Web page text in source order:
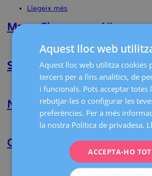
Llegeix més
Fargas
Marta Claramonte Nieto
Llegeix méssobre
Marta
Claramonte
Nieto
Sonia Baulies Caballero
Llegeix més
sobre
Sonia
Baulies
Caballero
Nuria Barbany Freixa
Llegeix méssobre
Barbany
Freixa
Carmen Ara Pérez
sobre
Carmen
Aquest lloc web
Aquest lloc web utilitza cookies
tercers per a fins analítics, de
i funcionals. Pots acceptar totes
rebutjar-les o configurar les
preferències. Per a més
la nostra Política de privadesa.
ACCEPTA-HO TOT